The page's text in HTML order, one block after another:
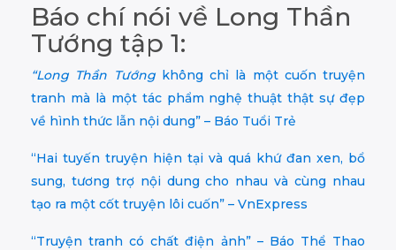
Báo chí nói về Long Thần
Tướng tập 1:
“Long Thần Tướng không chỉ là một cuốn truyện
tranh mà là một tác phẩm nghệ thuật thật sự đẹp
về hình thức lẫn nội dung” – Báo Tuổi Trẻ
“Hai tuyến truyện hiện tại và quá khứ đan xen, bổ
sung, tương trợ nội dung cho nhau và cùng nhau
tạo ra một cốt truyện lôi cuốn” – VnExpress
“Truyện tranh có chất điện ảnh” – Báo Thể Thao